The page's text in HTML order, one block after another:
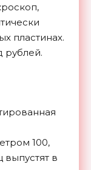
пластинах.
рублей.
100,
в